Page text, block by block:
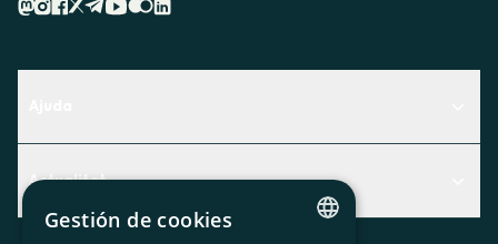
Descobreix quin servei t'encaixa millor
Contacte
Actualitat
Actualitat
Gestión de cookies